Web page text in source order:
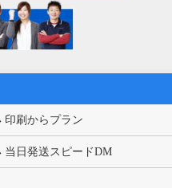
印刷からプラン
当日発送スピードDM